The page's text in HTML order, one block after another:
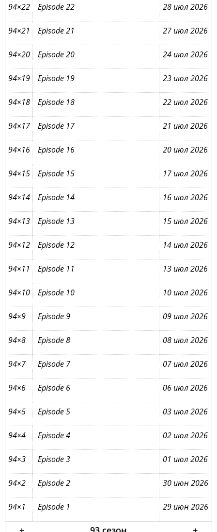
94×22 Episode 22 28 июл 2026
94×21 Episode 21 27 июл 2026
94×20 Episode 20 24 июл 2026
94×19 Episode 19 23 июл 2026
94×18 Episode 18 22 июл 2026
94×17 Episode 17 21 июл 2026
94×16 Episode 16 20 июл 2026
94×15 Episode 15 17 июл 2026
94×14 Episode 14 16 июл 2026
94×13 Episode 13 15 июл 2026
94×12 Episode 12 14 июл 2026
94×11 Episode 11 13 июл 2026
94×10 Episode 10 10 июл 2026
94×9 Episode 9 09 июл 2026
94×8 Episode 8 08 июл 2026
94×7 Episode 7 07 июл 2026
94×6 Episode 6 06 июл 2026
94×5 Episode 5 03 июл 2026
94×4 Episode 4 02 июл 2026
94×3 Episode 3 01 июл 2026
94×2 Episode 2 30 июн 2026
94×1 Episode 1 29 июн 2026